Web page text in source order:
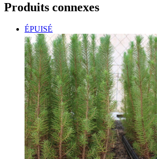
Produits connexes
ÉPUISÉ